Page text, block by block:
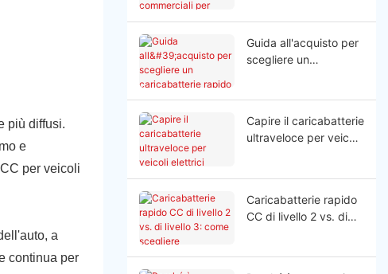
più diffusi.
e
per veicoli
a
continua per
Guida all'acquisto per
scegliere un
Capire il caricabatterie
ultraveloce per veicoli
Caricabatterie rapido
CC di livello 2 vs. di